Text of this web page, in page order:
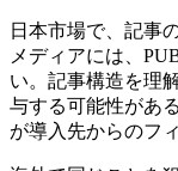
日本市場で、記事
メディアには、
い。記事構造を理
与する可能性があ
が導入先からのフ